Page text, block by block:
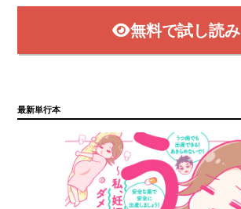
無料で試し読み
最新単行本